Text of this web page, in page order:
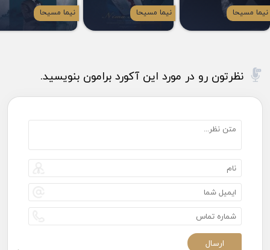
نیما مسیحا نیما مسیحا نیما مسیحا
نظرتون رو در مورد این آکورد برامون بنویسید.